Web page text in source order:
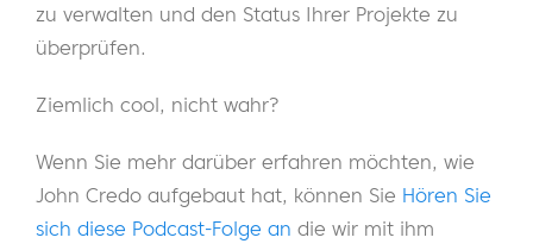
zu verwalten und den Status Ihrer Projekte zu
überprüfen.
Ziemlich cool, nicht wahr?
Wenn Sie mehr darüber erfahren möchten, wie
John Credo aufgebaut hat, können Sie Hören Sie
sich diese Podcast-Folge an die wir mit ihm